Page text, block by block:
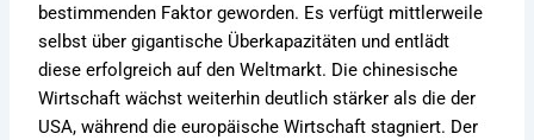
bestimmenden Faktor geworden. Es verfügt mittlerweile
selbst über gigantische Überkapazitäten und entlädt
diese erfolgreich auf den Weltmarkt. Die chinesische
Wirtschaft wächst weiterhin deutlich stärker als die der
USA, während die europäische Wirtschaft stagniert. Der